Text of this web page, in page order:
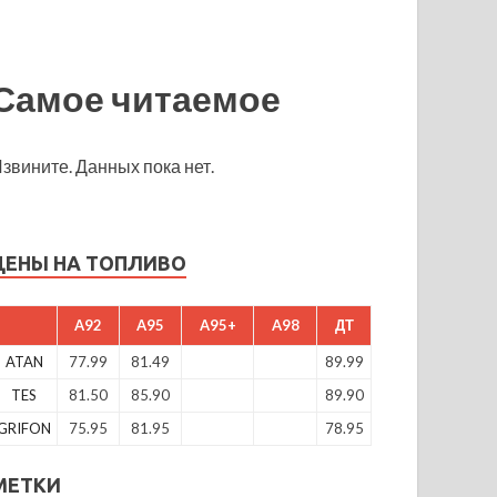
читаемое
Данных пока нет.
НА ТОПЛИВО
A92 A95 A95+ A98 ДТ
ATAN 77.99 81.49
89.99
TES
81.50 85.90
89.90
75.95 81.95 78.95